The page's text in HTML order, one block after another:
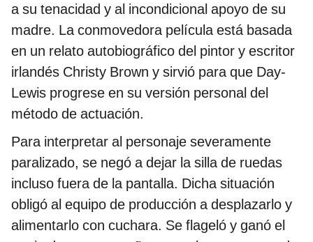
a su tenacidad y al incondicional apoyo de su
madre. La conmovedora película está basada
en un relato autobiográfico del pintor y escritor
irlandés Christy Brown y sirvió para que Day-
Lewis progrese en su versión personal del
método de actuación.
Para interpretar al personaje severamente
paralizado, se negó a dejar la silla de ruedas
incluso fuera de la pantalla. Dicha situación
obligó al equipo de producción a desplazarlo y
alimentarlo con cuchara. Se flageló y ganó el